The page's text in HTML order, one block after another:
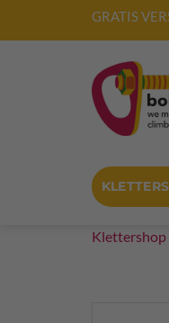
GRATIS
Klettershop